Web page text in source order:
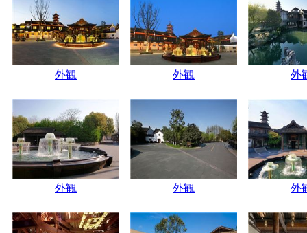
外観 外観 外
外観 外観 外